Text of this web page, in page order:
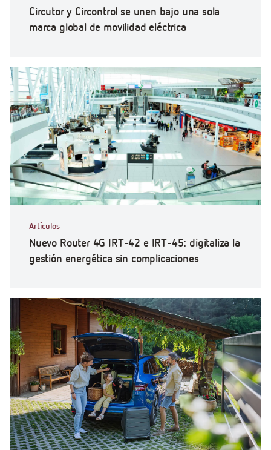
Circutor y Circontrol se unen bajo una sola
marca global de movilidad eléctrica
Artículos
Nuevo Router 4G IRT-42 e IRT-45: digitaliza la
gestión energética sin complicaciones